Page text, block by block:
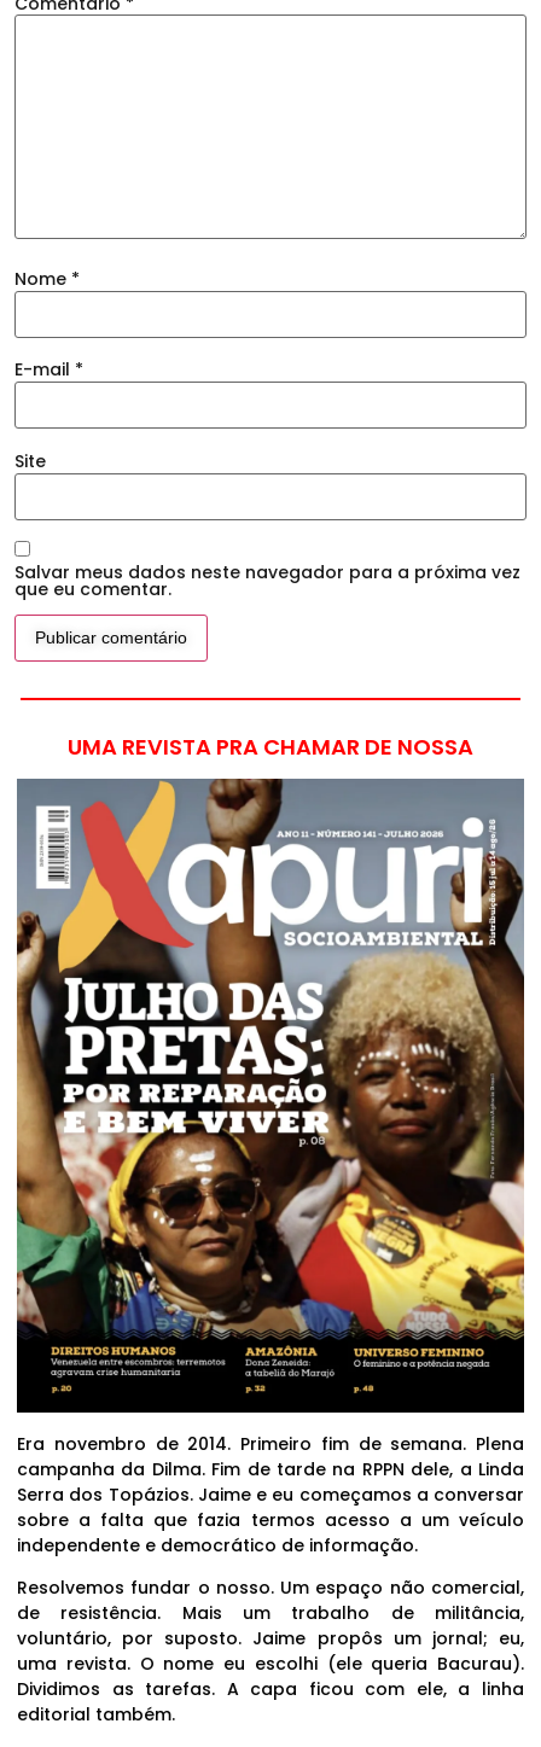
Nome *
E-mail *
Site
Salvar meus dados neste navegador para a próxima vez
que eu comentar.
UMA REVISTA PRA CHAMAR DE NOSSA
Era novembro de 2014. Primeiro fim de semana. Plena
campanha da Dilma. Fim de tarde na RPPN dele, a Linda
Serra dos Topázios. Jaime e eu começamos a conversar
sobre a falta que fazia termos acesso a um veículo
independente e democrático de informação.
Resolvemos fundar o nosso. Um espaço não comercial,
de resistência. Mais um trabalho de militância,
voluntário, por suposto. Jaime propôs um jornal; eu,
uma revista. O nome eu escolhi (ele queria Bacurau).
Dividimos as tarefas. A capa ficou com ele, a linha
editorial também.